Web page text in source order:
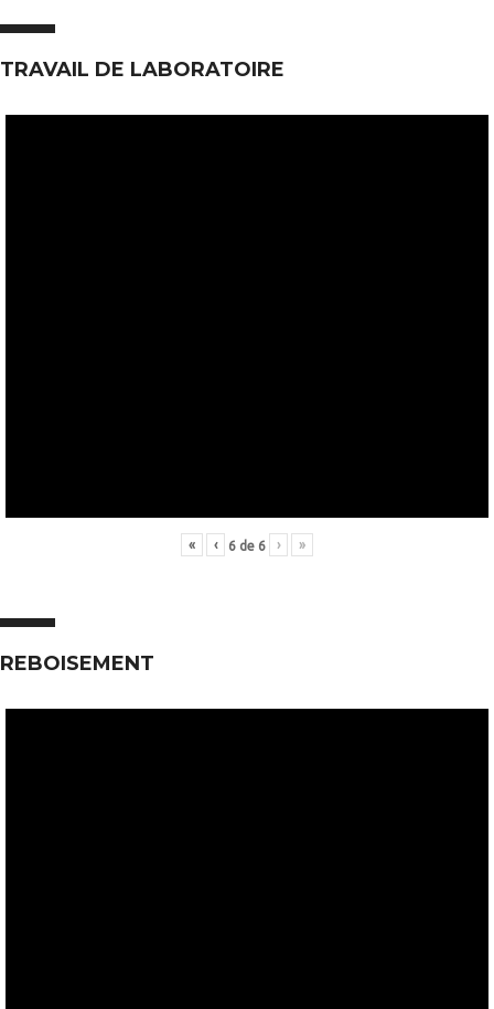
TRAVAIL DE LABORATOIRE
« ‹ 6 de 6 › »
REBOISEMENT